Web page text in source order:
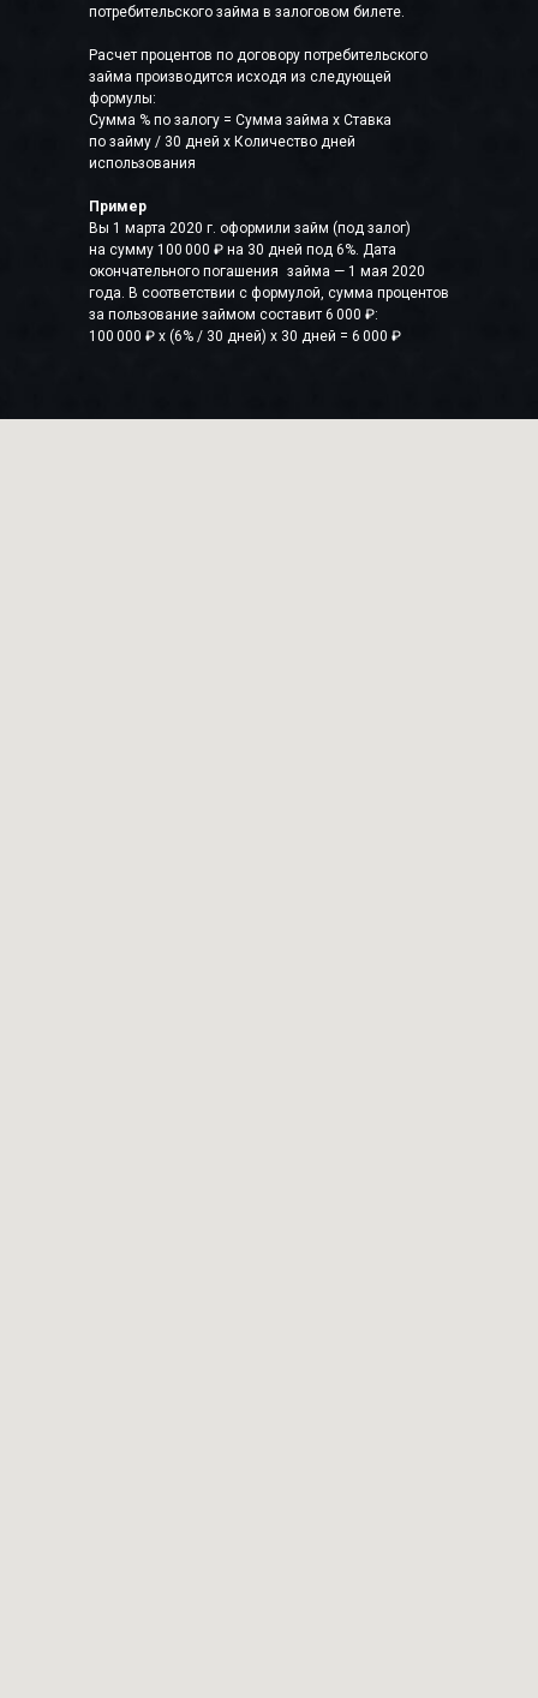
потребительского займа в залоговом билете.
Расчет процентов по договору потребительского
займа производится исходя из следующей
формулы:
Сумма % по залогу = Сумма займа x Ставка
по займу / 30 дней x Количество дней
использования
Пример
Вы 1 марта 2020 г. оформили займ (под залог)
на сумму 100 000 ₽ на 30 дней под 6%. Дата
окончательного погашения займа — 1 мая 2020
года. В соответствии с формулой, сумма процентов
за пользование займом составит 6 000 ₽:
100 000 ₽ x (6% / 30 дней) x 30 дней = 6 000 ₽